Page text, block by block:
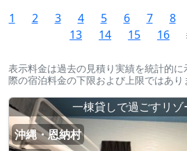
1 2 3 4 5 6 7 8
13
14 15 16
表示料金は過去の見積り実績を統計的
際の宿泊料金の下限および上限ではあり
一棟貸しで過ごすリゾ
沖縄・恩納村